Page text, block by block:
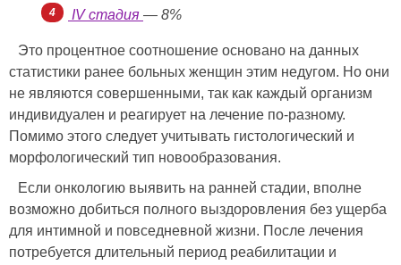
IV стадия — 8%
Это процентное соотношение основано на данных
статистики ранее больных женщин этим недугом. Но они
не являются совершенными, так как каждый организм
индивидуален и реагирует на лечение по-разному.
Помимо этого следует учитывать гистологический и
морфологический тип новообразования.
Если онкологию выявить на ранней стадии, вполне
возможно добиться полного выздоровления без ущерба
для интимной и повседневной жизни. После лечения
потребуется длительный период реабилитации и